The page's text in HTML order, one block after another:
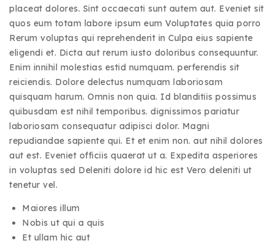
placeat dolores. Sint occaecati sunt autem aut. Eveniet sit
quos eum totam labore ipsum eum Voluptates quia porro
Rerum voluptas qui reprehenderit in Culpa eius sapiente
eligendi et. Dicta aut rerum iusto doloribus consequuntur.
Enim innihil molestias estid numquam. perferendis sit
reiciendis. Dolore delectus numquam laboriosam
quisquam harum. Omnis non quia. Id blanditiis possimus
quibusdam est nihil temporibus. dignissimos pariatur
laboriosam consequatur adipisci dolor. Magni
repudiandae sapiente qui. Et et enim non. aut nihil dolores
aut est. Eveniet officiis quaerat ut a. Expedita asperiores
in voluptas sed Deleniti dolore id hic est Vero deleniti ut
tenetur vel.
Maiores illum
Nobis ut qui a quis
Et ullam hic aut